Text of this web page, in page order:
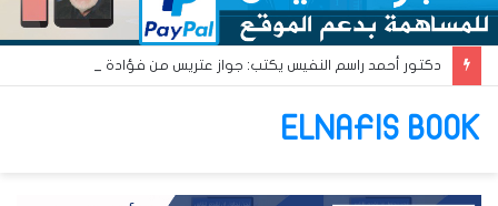
ELNAFIS BOOK